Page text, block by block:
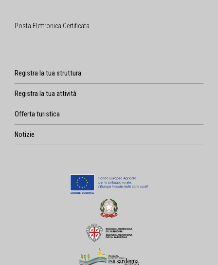
Posta Elettronica Certificata
Registra la tua struttura
Registra la tua attività
Offerta turistica
Notizie